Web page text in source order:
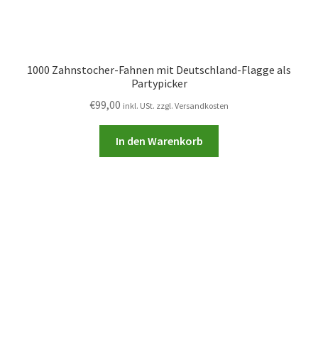
1000 Zahnstocher-Fahnen mit Deutschland-Flagge als
Partypicker
€99,00 inkl. USt. zzgl. Versandkosten
In den Warenkorb